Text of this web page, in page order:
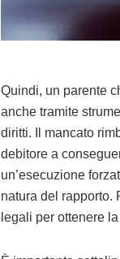
Quindi, un parente
anche tramite
diritti. Il mancato
debitore a
un’esecuzione
natura del rapporto.
legali per ottenere